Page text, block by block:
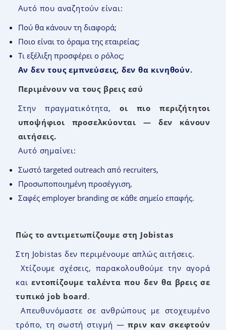
Αυτό που αναζητούν είναι:
Πού θα κάνουν τη διαφορά;
Ποιο είναι το όραμα της εταιρείας;
Τι εξέλιξη προσφέρει ο ρόλος;
Αν δεν τους εμπνεύσεις, δεν θα κινηθούν.
Περιμένουν να τους βρεις εσύ
Στην πραγματικότητα, οι πιο περιζήτητοι
υποψήφιοι προσελκύονται — δεν κάνουν
αιτήσεις.
Αυτό σημαίνει:
Σωστό targeted outreach από recruiters,
Προσωποποιημένη προσέγγιση,
Σαφές employer branding σε κάθε σημείο επαφής.
Πώς το αντιμετωπίζουμε στη Jobistas
Στη Jobistas δεν περιμένουμε απλώς αιτήσεις.
Χτίζουμε σχέσεις, παρακολουθούμε την αγορά
καιεντοπίζουμε ταλέντα που δεν θα βρεις σε
τυπικό job board.
Απευθυνόμαστε σε ανθρώπους με στοχευμένο
τρόπο, τη σωστή στιγμή —πριν καν σκεφτούν